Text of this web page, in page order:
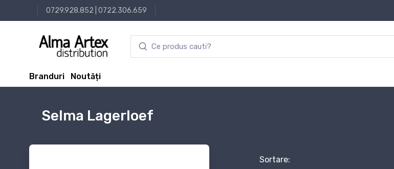
0729.928.852 0722.306.659
Branduri Noutăți
Selma Lagerloef
Sortare: